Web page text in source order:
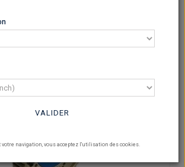
PULLEY RÃ©GLABLES AAC
SORTIERUNG
VALIDER
navigation, vous acceptez l'utilisation des cookies.